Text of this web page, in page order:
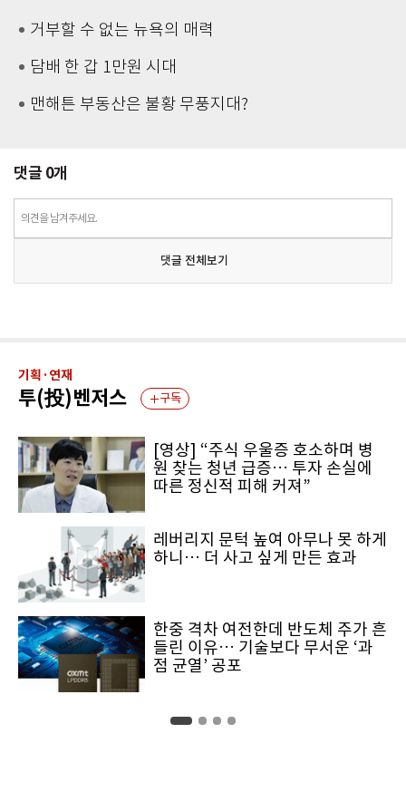
거부할 수 없는 뉴욕의 매력
담배 한 갑 1만원 시대
맨해튼 부동산은 불황 무풍지대?
댓글 0개
의견을 남겨주세요.
댓글 전체보기
기획·연재
투(投)벤저스 구독
[영상] “주식 우울증 호소하며 병
원 찾는 청년 급증… 투자 손실에
따른 정신적 피해 커져”
레버리지 문턱 높여 아무나 못 하게
하니… 더 사고 싶게 만든 효과
한중 격차 여전한데 반도체 주가 흔
들린 이유… 기술보다 무서운 ‘과
점 균열’ 공포